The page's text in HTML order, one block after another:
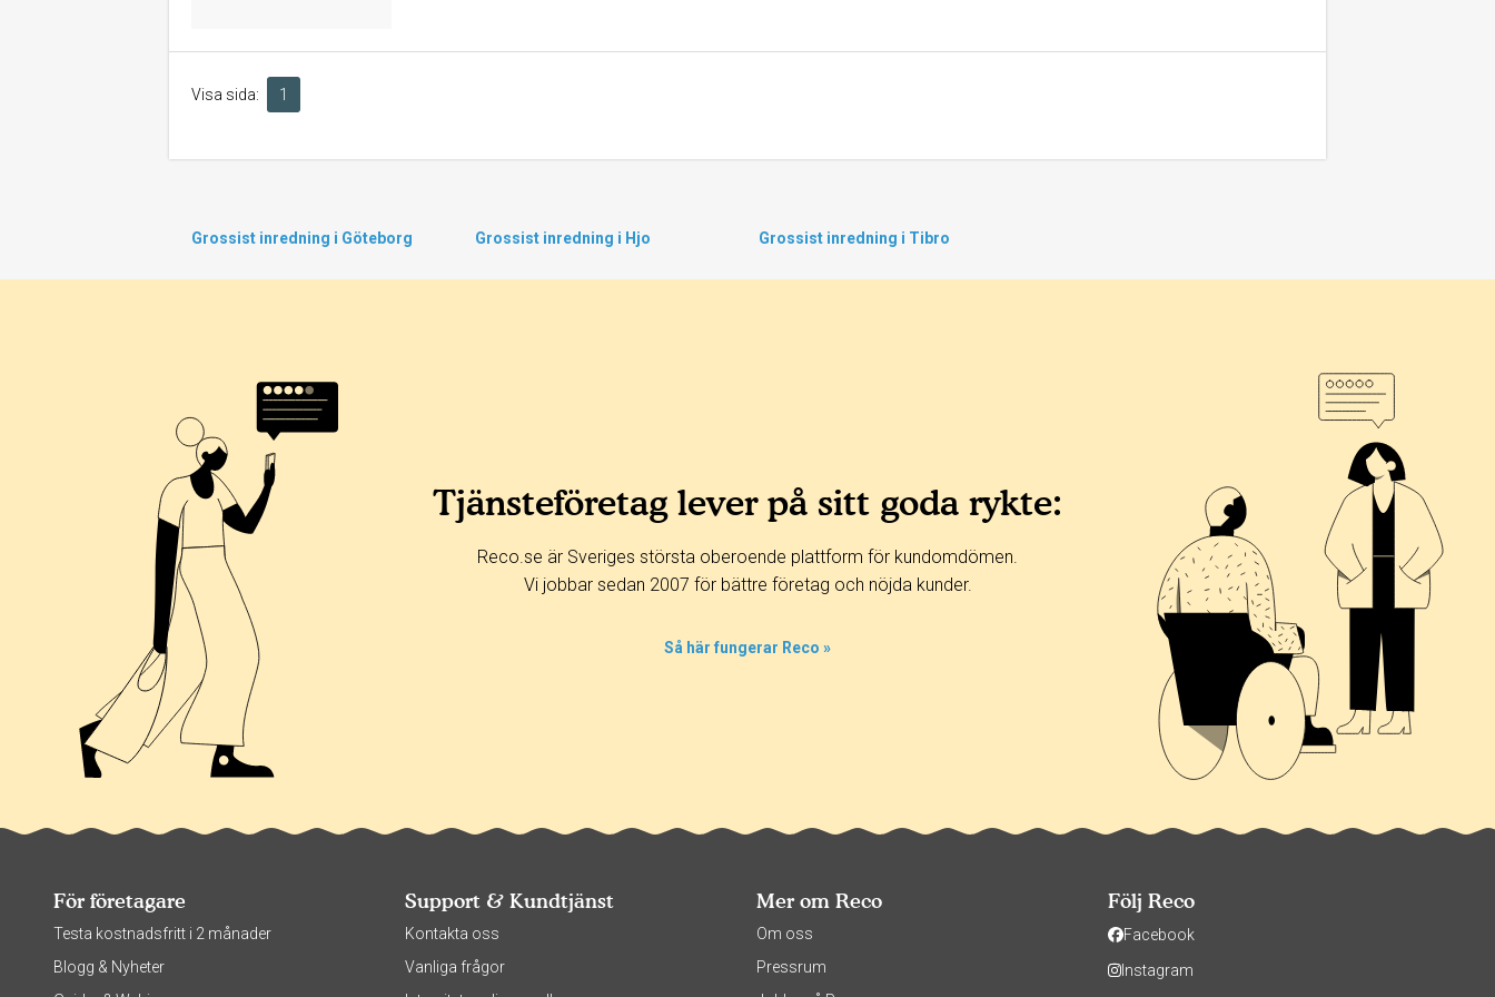
Visa sida: 1
Grossist inredning i Göteborg Grossist inredning i Hjo Grossist inredning i Tibro
Tjänsteföretag lever på sitt goda rykte:
Reco.se är Sveriges största oberoende plattform för kundomdömen.
Vi jobbar sedan 2007 för bättre företag och nöjda kunder.
Så här fungerar Reco »
För företagare
Testa kostnadsfritt i 2 månader
Blogg & Nyheter
Support & Kundtjänst
Kontakta oss
Vanliga frågor
Mer om Reco
Om oss
Pressrum
Följ Reco
Facebook
Instagram